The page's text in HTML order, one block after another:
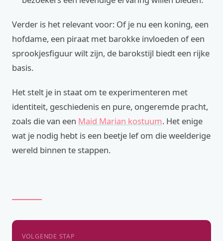
Verder is het relevant voor: Of je nu een koning, een
hofdame, een piraat met barokke invloeden of een
sprookjesfiguur wilt zijn, de barokstijl biedt een rijke
basis.
Het stelt je in staat om te experimenteren met
identiteit, geschiedenis en pure, ongeremde pracht,
zoals die van een Maid Marian kostuum. Het enige
wat je nodig hebt is een beetje lef om die weelderige
wereld binnen te stappen.
VOLGENDE STAP